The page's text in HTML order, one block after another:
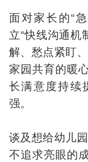
面对家长的“
立“快线沟通机
解、愁点紧盯
家园共育的暖
长满意度持续
强。
谈及想给幼儿
不追求亮眼的